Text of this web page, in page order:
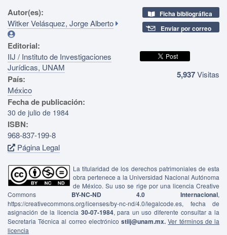
Autor(es):
Witker Velásquez, Jorge Alberto
Editorial:
IIJ / Instituto de Investigaciones
Jurídicas, UNAM
País:
México
Fecha de publicación:
30 de julio de 1984
ISBN:
968-837-199-8
Página Legal
Ficha bibliográfica
Enviar por correo
5,937Visitas
La titularidad de los derechos patrimoniales de esta
obra pertenece a la Universidad Nacional Autónoma
de México. Su uso se rige por una licencia Creative
Commons BY-NC-ND 4.0 Internacional,
https://creativecommons.org/licenses/by-nc-nd/4.0/legalcode.es, fecha de
asignación de la licencia 30-07-1984, para un uso diferente consultar a la
Secretaria Técnica al correo electrónicostiij@unam.mx. Ver términos de la
licencia